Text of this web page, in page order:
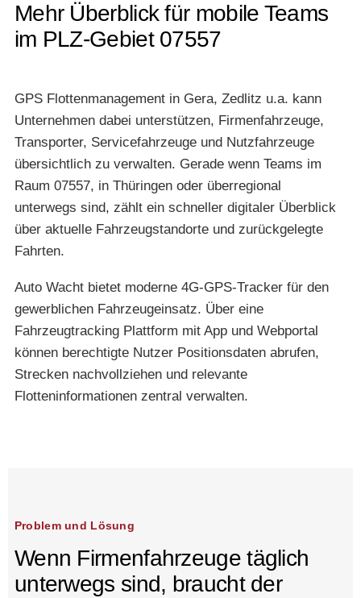
Mehr Überblick für mobile Teams
im PLZ-Gebiet 07557
GPS Flottenmanagement in Gera, Zedlitz u.a. kann
Unternehmen dabei unterstützen, Firmenfahrzeuge,
Transporter, Servicefahrzeuge und Nutzfahrzeuge
übersichtlich zu verwalten. Gerade wenn Teams im
Raum 07557, in Thüringen oder überregional
unterwegs sind, zählt ein schneller digitaler Überblick
über aktuelle Fahrzeugstandorte und zurückgelegte
Fahrten.
Auto Wacht bietet moderne 4G-GPS-Tracker für den
gewerblichen Fahrzeugeinsatz. Über eine
Fahrzeugtracking Plattform mit App und Webportal
können berechtigte Nutzer Positionsdaten abrufen,
Strecken nachvollziehen und relevante
Flotteninformationen zentral verwalten.
Problem und Lösung
Wenn Firmenfahrzeuge täglich
unterwegs sind, braucht der